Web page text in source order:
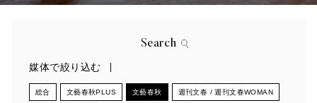
Search
媒体で絞り込む
総合 文藝春秋PLUS 文藝春秋 週刊文春 / 週刊文春WOMAN